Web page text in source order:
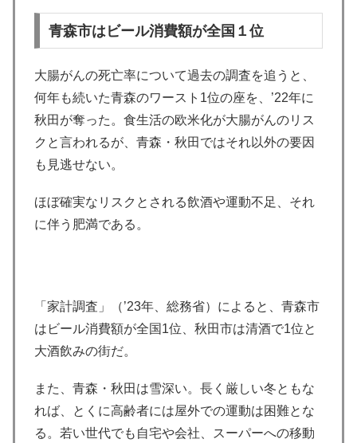
青森市はビール消費額が全国１位
大腸がんの死亡率について過去の調査を追うと、
何年も続いた青森のワースト1位の座を、’22年に
秋田が奪った。食生活の欧米化が大腸がんのリス
クと言われるが、青森・秋田ではそれ以外の要因
も見逃せない。
ほぼ確実なリスクとされる飲酒や運動不足、それ
に伴う肥満である。
「家計調査」（’23年、総務省）によると、青森市
はビール消費額が全国1位、秋田市は清酒で1位と
大酒飲みの街だ。
また、青森・秋田は雪深い。長く厳しい冬ともな
れば、とくに高齢者には屋外での運動は困難とな
る。若い世代でも自宅や会社、スーパーへの移動